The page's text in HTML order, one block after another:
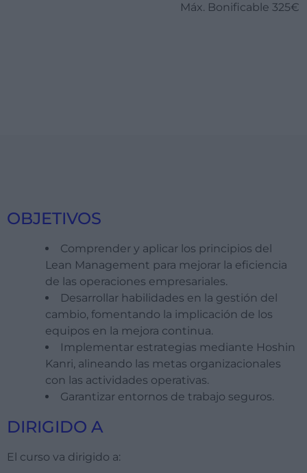
Máx. Bonificable 325€
OBJETIVOS
Comprender y aplicar los principios del
Lean Management para mejorar la eficiencia
de las operaciones empresariales.
Desarrollar habilidades en la gestión del
cambio, fomentando la implicación de los
equipos en la mejora continua.
Implementar estrategias mediante Hoshin
Kanri, alineando las metas organizacionales
con las actividades operativas.
Garantizar entornos de trabajo seguros.
DIRIGIDO A
El curso va dirigido a: